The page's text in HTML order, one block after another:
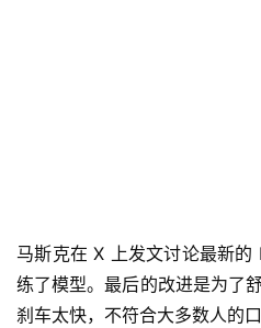
马斯克在 X 上发文讨论最新的
练了模型。最后的改进是为了
刹车太快，不符合大多数人的口